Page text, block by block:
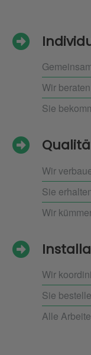
Wir
Sie
Wir
Sie
Wir
Wir
Sie
Alle